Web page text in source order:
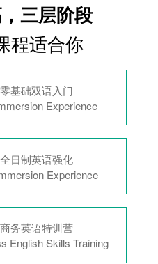
三层阶段
程适合你
零基础双语入门
Experience
全日制英语强化
Experience
商务英语特训营
English Skills Training